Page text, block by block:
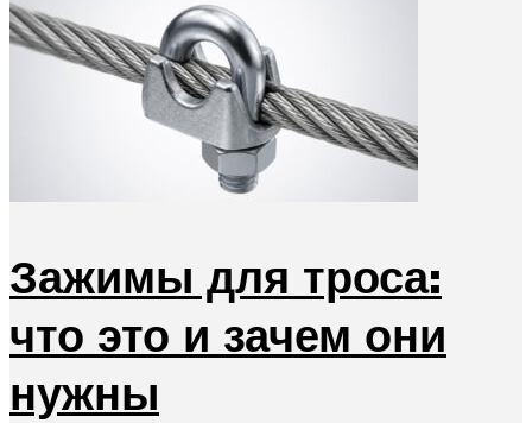
Зажимы для троса:
что это и зачем они
нужны